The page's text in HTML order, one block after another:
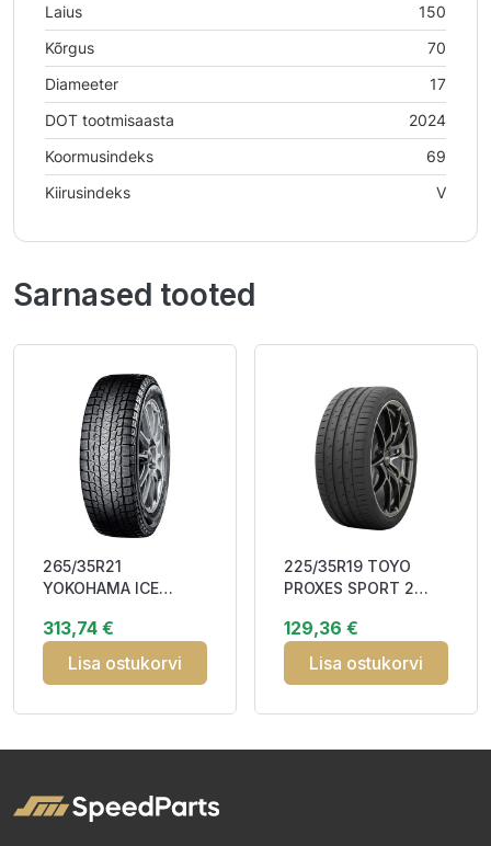
Laius
150
Kõrgus
70
Diameeter
17
DOT tootmisaasta
2024
Koormusindeks
69
Kiirusindeks
V
Sarnased tooted
265/35R21
YOKOHAMA ICE
XL RPB Friction
CEB72 3
313,74 €
Lisa ostukorvi
225/35R19 TOYO
PROXES SPORT 2
129,36 €
Lisa ostukorvi